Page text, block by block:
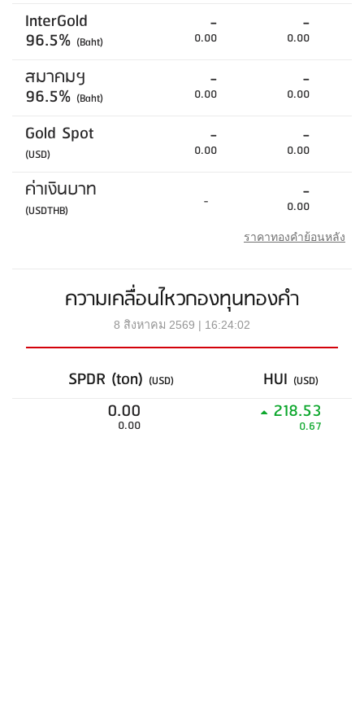
InterGold
96.5% (Baht)
-
0.00
-
0.00
สมาคมฯ
96.5% (Baht)
-
0.00
-
0.00
Gold Spot
(USD)
-
0.00
-
0.00
ค่าเงินบาท
(USDTHB) - -
0.00
ราคาทองคำย้อนหลัง
ความเคลื่อนไหวกองทุนทองคำ
8 สิงหาคม 2569 | 16:24:02
SPDR (ton) (USD) HUI (USD)
0.00
0.00
218.53
0.67